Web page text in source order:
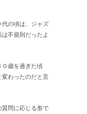
代の頃は、ジャズ
不規則だったよ
０歳を過ぎた頃
変わったのだと言
質問に応じる形で